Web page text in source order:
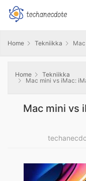
Home Tekniikka
Home
Tekniikka
Mac mini vs iMac:
Mac mini vs